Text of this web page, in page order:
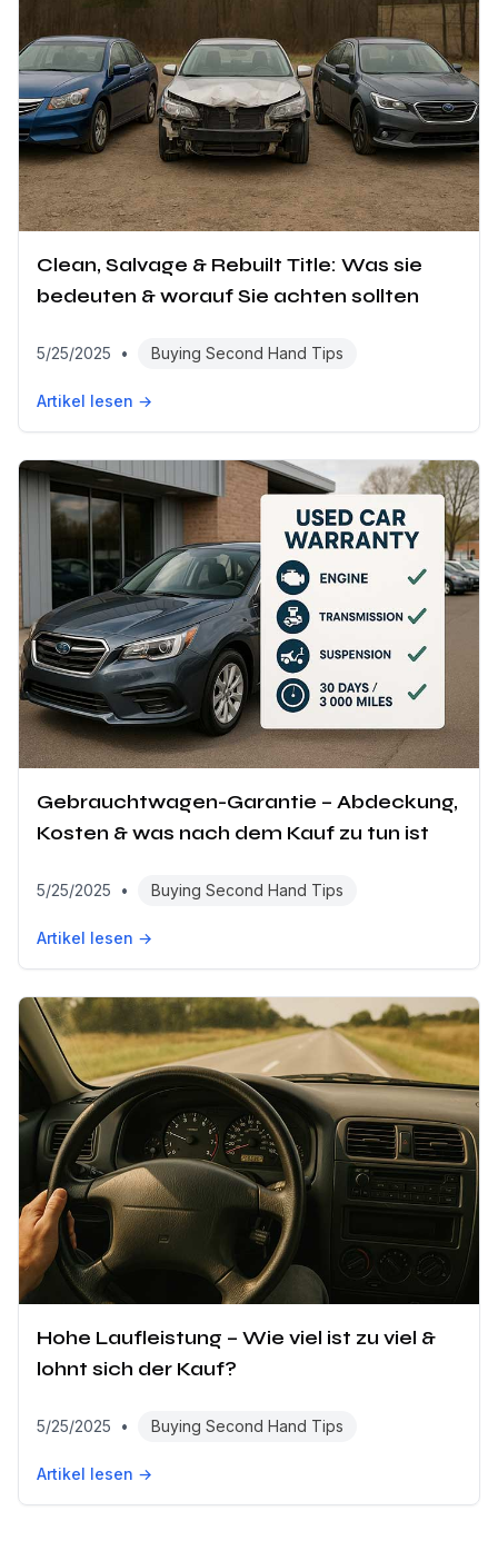
Clean, Salvage & Rebuilt Title: Was sie
bedeuten & worauf Sie achten sollten
5/25/2025 • Buying Second Hand Tips
Artikel lesen →
Gebrauchtwagen-Garantie – Abdeckung,
Kosten & was nach dem Kauf zu tun ist
5/25/2025 • Buying Second Hand Tips
Artikel lesen →
Hohe Laufleistung – Wie viel ist zu viel &
lohnt sich der Kauf?
5/25/2025 • Buying Second Hand Tips
Artikel lesen →